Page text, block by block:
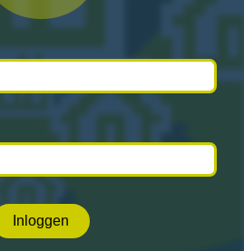
Inloggen